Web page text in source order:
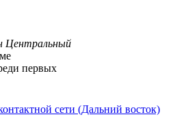
Центральный
первых
сети (Дальний восток)